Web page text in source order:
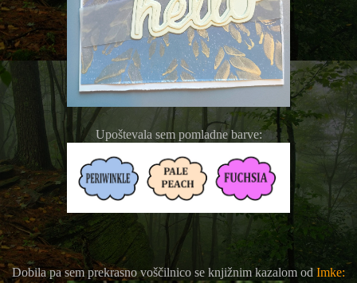
Upoštevala sem pomladne barve:
Dobila pa sem prekrasno voščilnico se knjižnim kazalom od Imke: